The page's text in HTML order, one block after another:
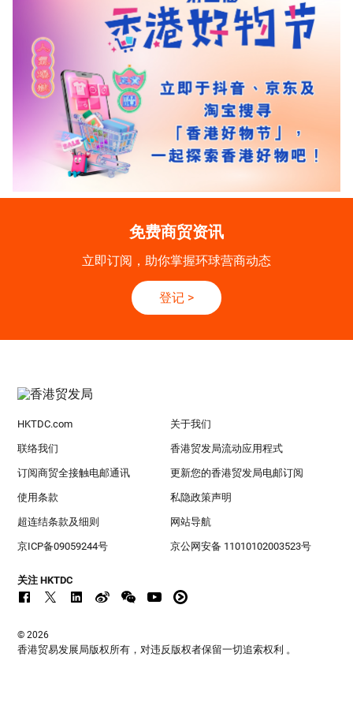
免费商贸资讯
立即订阅，助你掌握环球营商动态
登记 >
HKTDC.com 关于我们
联络我们 香港贸发局流动应用程式
订阅商贸全接触电邮通讯 更新您的香港贸发局电邮订阅
使用条款 私隐政策声明
超连结条款及细则 网站导航
京ICP备09059244号 京公网安备 11010102003523号
关注 HKTDC
© 2026
香港贸易发展局版权所有，对违反版权者保留一切追索权利 。